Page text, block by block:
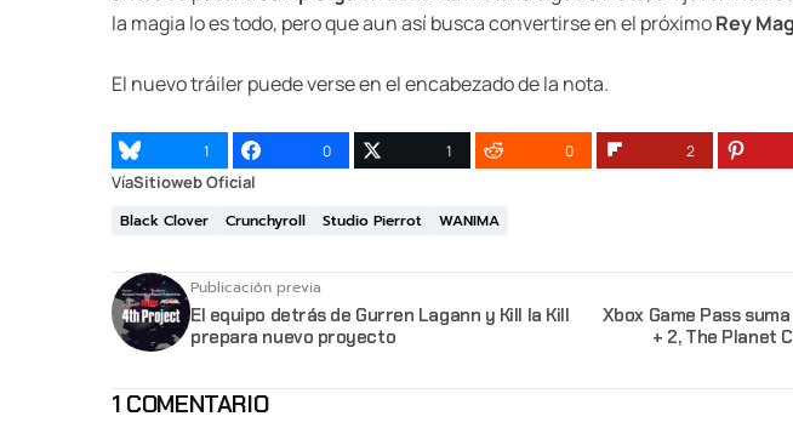
la magia lo es todo, pero que aun así busca convertirse en el próximoRey
El nuevo tráiler puede verse en el encabezado de la nota.
1 0 1 0 2
VíaSitioweb Oficial
Black Clover
Crunchyroll Studio Pierrot WANIMA
Publicación previa
El equipo detrás de Gurren Lagann y Kill la Kill
prepara nuevo proyecto
Xbox Game Pass
+ 2, The Planet
1 COMENTARIO